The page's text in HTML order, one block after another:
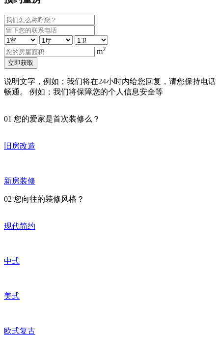
m2
立即获取
说明文字，例如；我们将在24小时内给您回复，请您保持电话
畅通。 例如；我们将保障您的个人信息安全等
01 您的爱家是首次装修么？
旧房改造
新房装修
02 您向往的装修风格？
现代简约
中式
美式
欧式复古